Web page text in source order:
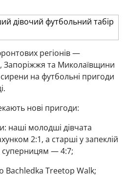
регіонів —
та Миколаївщини
на футбольні пригоди
нові пригоди:
наші молодші дівчата
2:1, а старші у запеклій
суперницям — 4:7;
Bachledka Treetop Walk;